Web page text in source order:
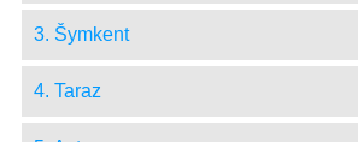
3. Šymkent
4. Taraz